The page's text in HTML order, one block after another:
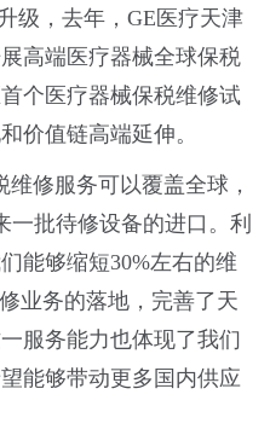
级，去年，GE医疗天津
高端医疗器械全球保税
个医疗器械保税维修试
价值链高端延伸。
修服务可以覆盖全球，
批待修设备的进口。利
能够缩短30%左右的维
业务的落地，完善了天
服务能力也体现了我们
能够带动更多国内供应